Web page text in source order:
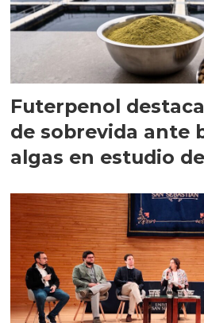
Futerpenol
de sobrevida ante
algas en estudio